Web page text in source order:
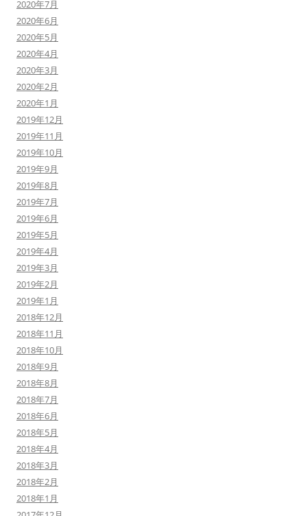
2020年7月
2020年6月
2020年5月
2020年4月
2020年3月
2020年2月
2020年1月
2019年12月
2019年11月
2019年10月
2019年9月
2019年8月
2019年7月
2019年6月
2019年5月
2019年4月
2019年3月
2019年2月
2019年1月
2018年12月
2018年11月
2018年10月
2018年9月
2018年8月
2018年7月
2018年6月
2018年5月
2018年4月
2018年3月
2018年2月
2018年1月